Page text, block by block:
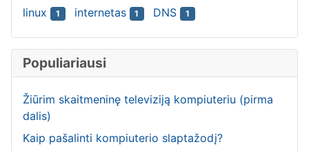
linux 1 internetas 1 DNS 1
Populiariausi
Žiūrim skaitmeninę televiziją kompiuteriu (pirma
dalis)
Kaip pašalinti kompiuterio slaptažodį?